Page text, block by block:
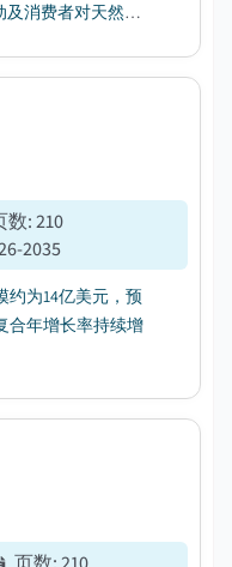
及消费者对天然成
数:210
2035
约为14亿美元，预
合年增长率持续增